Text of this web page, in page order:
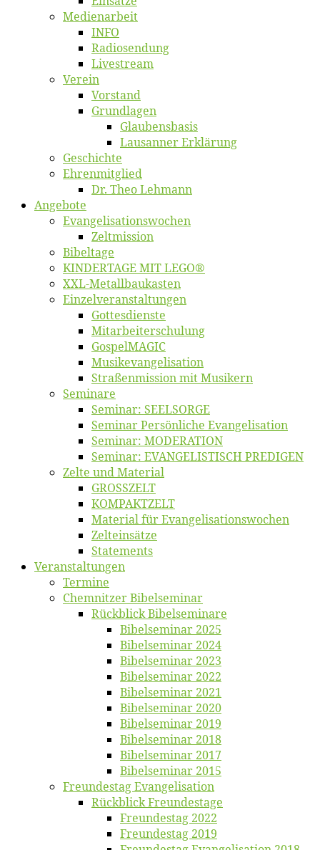
Me­di­en­ar­beit
INFO
Ra­dio­sen­dung
Live­stream
Ver­ein
Vor­stand
Grund­la­gen
Glaubens­ba­sis
Lausan­ner Erklärung
Ge­schich­te
Eh­ren­mit­glied
Dr. Theo Lehmann
An­ge­bo­te
Evangelisa­tions­wo­chen
Zelt­mis­si­on
Bi­bel­ta­ge
KINDERTAGE MIT LEGO®
XXL-Me­­tal­l­­bau­­kas­­ten
Einzelver­an­stal­tungen
Got­tes­diens­te
Mitarbeiter­schulung
Gos­pel­MA­GIC
Musikevan­ge­li­sa­tion
Straßenmis­sion mit Musikern
Se­mi­na­re
Se­mi­nar: SEELSORGE
Se­mi­nar Per­sön­li­che Evangelisation
Se­mi­nar: MODERATION
Se­mi­nar: EVANGELISTISCH PREDIGEN
Zel­te und Material
GROSSZELT
KOMPAKTZELT
Ma­te­ri­al für Evangelisationswochen
Zelt­ein­sät­ze
State­ments
Ver­an­stal­tun­gen
Ter­mi­ne
Chemnit­zer Bibelseminar
Rück­blick Bibelseminare
Bi­bel­se­mi­nar 2025
Bi­bel­se­mi­nar 2024
Bi­bel­se­mi­nar 2023
Bi­bel­se­mi­nar 2022
Bi­bel­se­mi­nar 2021
Bi­bel­se­mi­nar 2020
Bi­bel­se­mi­nar 2019
Bi­bel­se­mi­nar 2018
Bibelsemi­nar 2017
Bibelsemi­nar 2015
Freun­des­tag Evangelisation
Rück­blick Freundestage
Freun­des­tag 2022
Freun­des­tag 2019